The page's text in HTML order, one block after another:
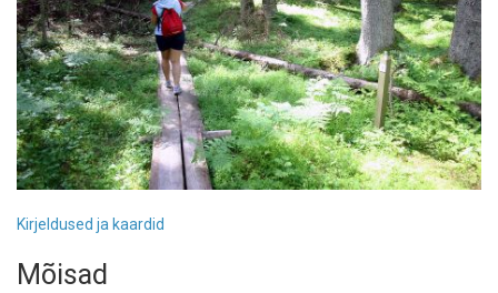
Kirjeldused ja kaardid
Mõisad